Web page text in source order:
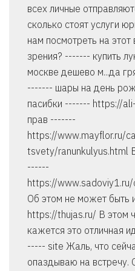
всех личные
сколько стоят услуги
нам посмотреть на этот
зрения? ------- купить
москве дешево м...да
------- шары на день
пасибки ------- https://
прав -------
https://www.mayflor.ru/
tsvety/ranunkulyus.html
------
https://
Об этом не может быть
https://thujas.ru/ В этом
кажется это отличная
----- site Жаль, что
опаздываю на встречу.